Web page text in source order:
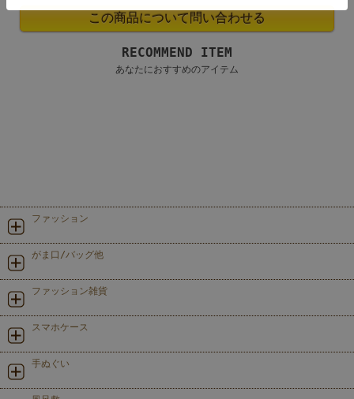
RECOMMEND ITEM
あなたにおすすめのアイテム
ファッション
がま口/バッグ他
ファッション雑貨
スマホケース
手ぬぐい